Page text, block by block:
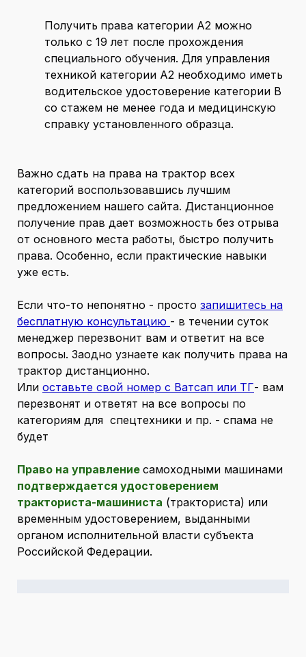
Получить права категории А2 можно
только с 19 лет после прохождения
специального обучения. Для управления
техникой категории А2 необходимо иметь
водительское удостоверение категории В
со стажем не менее года и медицинскую
справку установленного образца.
Важно сдать на права на трактор всех
категорий воспользовавшись лучшим
предложением нашего сайта. Дистанционное
получение прав дает возможность без отрыва
от основного места работы, быстро получить
права. Особенно, если практические навыки
уже есть.
Если что-то непонятно - просто запишитесь на
бесплатную консультацию - в течении суток
менеджер перезвонит вам и ответит на все
вопросы. Заодно узнаете как получить права на
трактор дистанционно.
Или оставьте свой номер с Ватсап или ТГ- вам
перезвонят и ответят на все вопросы по
категориям для спецтехники и пр. - спама не
будет
Право на управление самоходными машинами
подтверждается удостоверением
тракториста-машиниста (тракториста) или
временным удостоверением, выданными
органом исполнительной власти субъекта
Российской Федерации.